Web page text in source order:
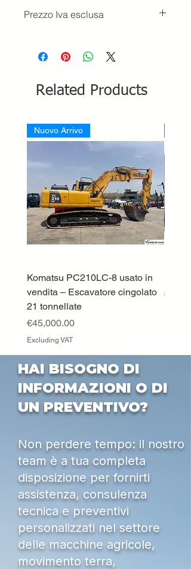
Prezzo Iva esclusa
Related Products
Nuovo Arrivo
Komatsu PC210LC-8 usato in
vendita – Escavatore cingolato
21 tonnellate
Price
€45,000.00
Excluding VAT
Price
HAI BISOGNO DI
INFORMAZIONI O DI
UN PREVENTIVO?
Non perdere tempo: il nostro
team è a tua completa
disposizione per fornirti
assistenza, consulenza
tecnica e preventivi
personalizzati nel settore
delle macchine agricole,
movimento terra,